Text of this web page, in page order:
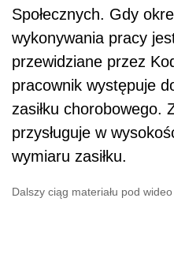
Społecznych. Gdy
wykonywania pracy
przewidziane przez
pracownik występuje
zasiłku chorobowego.
przysługuje w
wymiaru zasiłku.
Dalszy ciąg materiału pod wideo